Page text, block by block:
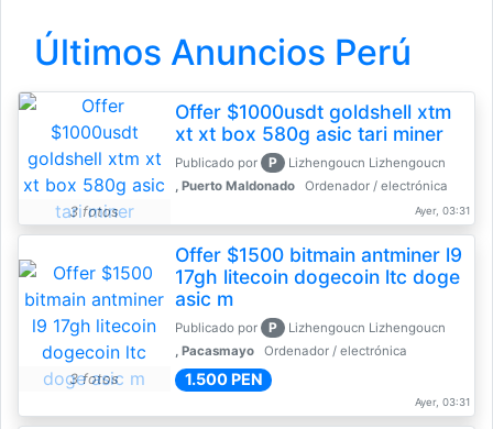
Últimos Anuncios Perú
3 fotos
Offer $1000usdt goldshell xtm
xt xt box 580g asic tari miner
Publicado por P
Lizhengoucn Lizhengoucn
, Puerto Maldonado
Ordenador / electrónica
Ayer, 03:31
3 fotos
Offer $1500 bitmain antminer l9
17gh litecoin dogecoin ltc doge
asic m
Publicado por P
Lizhengoucn Lizhengoucn
, Pacasmayo
Ordenador / electrónica
1.500 PEN
Ayer, 03:31